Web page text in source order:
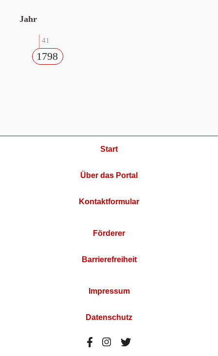
Jahr
41
1798
Start
Über das Portal
Kontaktformular
Förderer
Barrierefreiheit
Impressum
Datenschutz